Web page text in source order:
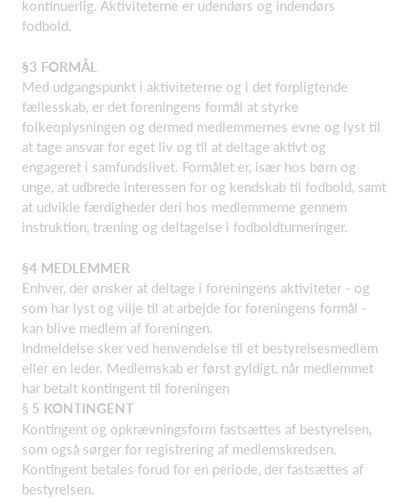
kontinuerlig. Aktiviteterne er udendørs og indendørs
fodbold.
§3 FORMÅL
Med udgangspunkt i aktiviteterne og i det forpligtende
fællesskab, er det foreningens formål at styrke
folkeoplysningen og dermed medlemmernes evne og lyst til
at tage ansvar for eget liv og til at deltage aktivt og
engageret i samfundslivet. Formålet er, især hos børn og
unge, at udbrede interessen for og kendskab til fodbold, samt
at udvikle færdigheder deri hos medlemmerne gennem
instruktion, træning og deltagelse i fodboldturneringer.
§4 MEDLEMMER
Enhver, der ønsker at deltage i foreningens aktiviteter - og
som har lyst og vilje til at arbejde for foreningens formål -
kan blive medlem af foreningen.
Indmeldelse sker ved henvendelse til et bestyrelsesmedlem
eller en leder. Medlemskab er først gyldigt, når medlemmet
har betalt kontingent til foreningen
§ 5 KONTINGENT
Kontingent og opkrævningsform fastsættes af bestyrelsen,
som også sørger for registrering af medlemskredsen.
Kontingent betales forud for en periode, der fastsættes af
bestyrelsen.